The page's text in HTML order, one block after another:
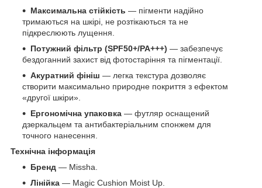
Максимальна стійкість — пігменти надійно
тримаються на шкірі, не розтікаються та не
підкреслюють лущення.
Потужний фільтр (SPF50+/PA+++) — забезпечує
бездоганний захист від фотостаріння та пігментації.
Акуратний фініш — легка текстура дозволяє
створити максимально природне покриття з ефектом
«другої шкіри».
Ергономічна упаковка — футляр оснащений
дзеркальцем та антибактеріальним спонжем для
точного нанесення.
Технічна інформація
Бренд — Missha.
Лінійка — Magic Cushion Moist Up.